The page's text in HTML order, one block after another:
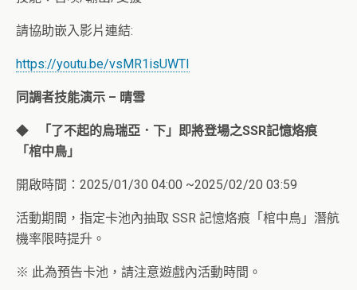
請協助嵌入影片連結:
https://youtu.be/vsMR1isUWTI
同調者技能演示 – 晴雪
◆
「了不起的烏瑞亞．下」即將登場之SSR記憶烙痕
「棺中鳥」
開啟時間：2025/01/30 04:00 ~2025/02/20 03:59
活動期間，指定卡池內抽取 SSR 記憶烙痕「棺中鳥」潛航
機率限時提升。
※ 此為預告卡池，請注意遊戲內活動時間。